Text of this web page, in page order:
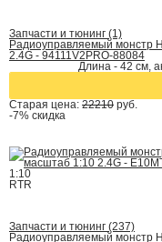
Запчасти и тюнинг (1)
Радиоуправляемый монстр
2.4G - 94111V2PRO-88084
Длина - 42 cм,
Старая цена: 22210 руб.
-7% скидка
1:10
RTR
Запчасти и тюнинг (237)
Радиоуправляемый монстр